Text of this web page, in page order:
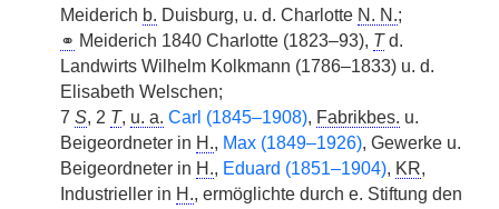
Meiderich b. Duisburg, u. d. Charlotte N. N.;
⚭ Meiderich 1840 Charlotte (1823–93), Td.
Landwirts Wilhelm Kolkmann (1786–1833) u. d.
Elisabeth Welschen;
7 S, 2 T, u. a. Carl (1845–1908), Fabrikbes. u.
Beigeordneter in H., Max (1849–1926), Gewerke u.
Beigeordneter in H., Eduard (1851–1904), KR,
Industrieller in H., ermöglichte durch e. Stiftung den